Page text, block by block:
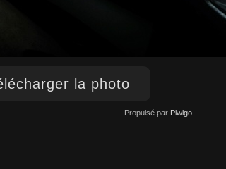
la photo
Propulsé par Piwigo